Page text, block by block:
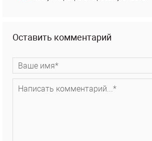
Оставить комментарий